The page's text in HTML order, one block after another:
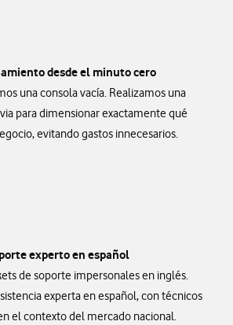
desde el minuto cero
una consola vacía. Realizamos una
para dimensionar exactamente qué
evitando gastos innecesarios.
experto en español
de soporte impersonales en inglés.
experta en español, con técnicos
el contexto del mercado nacional.